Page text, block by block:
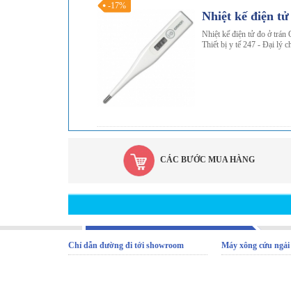
-17%
Nhiệt kế điện
Nhiệt kế điện tử đo ở trán
Thiết bị y tế 247 - Đại lý
CÁC BƯỚC MUA HÀNG
Chỉ dẫn đường đi tới showroom Máy xông cứu ngải